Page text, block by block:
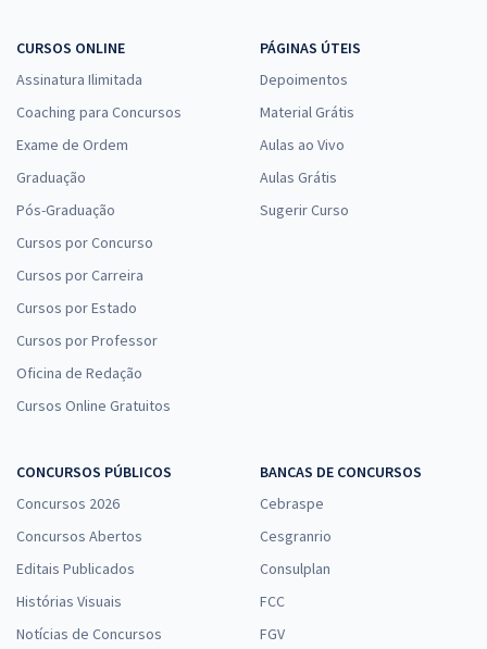
CURSOS ONLINE
Assinatura Ilimitada
Coaching para Concursos
Exame de Ordem
Graduação
Pós-Graduação
Cursos por Concurso
Cursos por Carreira
Cursos por Estado
Cursos por Professor
Oficina de Redação
Cursos Online Gratuitos
PÁGINAS ÚTEIS
Depoimentos
Material Grátis
Aulas ao Vivo
Aulas Grátis
Sugerir Curso
CONCURSOS PÚBLICOS
Concursos 2026
Concursos Abertos
Editais Publicados
Histórias Visuais
Notícias de Concursos
BANCAS DE CONCURSOS
Cebraspe
Cesgranrio
Consulplan
FCC
FGV